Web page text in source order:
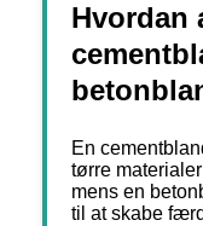
Hvordan
En
tørre
mens en
til at skabe